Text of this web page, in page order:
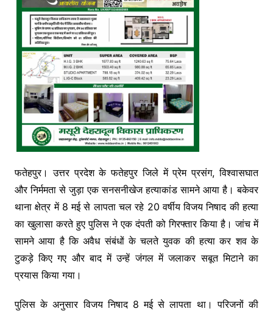
फतेहपुर। उत्तर प्रदेश के फतेहपुर जिले में प्रेम प्रसंग, विश्वासघात
और निर्ममता से जुड़ा एक सनसनीखेज हत्याकांड सामने आया है। बकेवर
थाना क्षेत्र में 8 मई से लापता चल रहे 20 वर्षीय विजय निषाद की हत्या
का खुलासा करते हुए पुलिस ने एक दंपती को गिरफ्तार किया है। जांच में
सामने आया है कि अवैध संबंधों के चलते युवक की हत्या कर शव के
टुकड़े किए गए और बाद में उन्हें जंगल में जलाकर सबूत मिटाने का
प्रयास किया गया।
पुलिस के अनुसार विजय निषाद 8 मई से लापता था। परिजनों की